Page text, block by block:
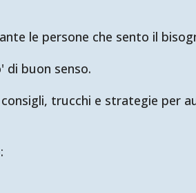
le persone che sento il
di buon senso.
trucchi e strategie per